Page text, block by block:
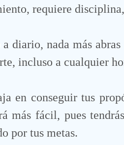
requiere
diario, nada más
incluso a cualquier
en conseguir tus
más fácil, pues
por tus metas.